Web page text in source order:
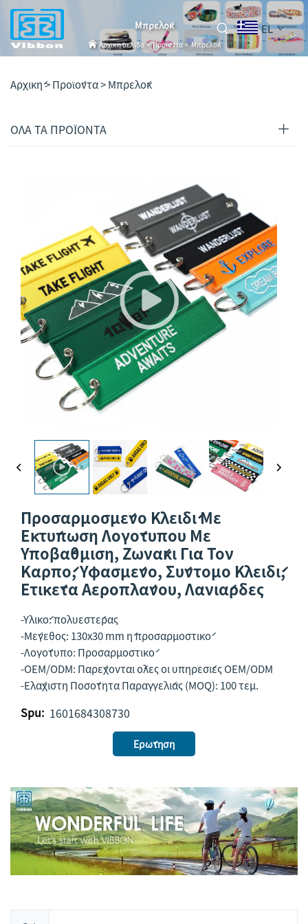
EL
Μπρελόκ
Αρχική σελίδα>Προϊόντα>Μπρελόκ
Αρχική >Προϊόντα>Μπρελόκ
ΟΛΑ ΤΑ ΠΡΟΪΟΝΤΑ
Προσαρμοσμένο Κλειδί Με
Εκτύπωση Λογότυπου Με
Υποβάθμιση, Ζωνάκι Για Τον
Καρπό, Υφασμένο, Σύντομο Κλειδί,
Ετικέτα Αεροπλάνου, Λανιάρδες
-Υλικό: πολυεστέρας
-Μέγεθος: 130x30 mm ή προσαρμοστικό
-Λογότυπο: Προσαρμοστικό
-OEM/ODM: Παρέχονται όλες οι υπηρεσίες OEM/ODM
-Ελάχιστη Ποσότητα Παραγγελίας (MOQ): 100 τεμ.
Spu: 1601684308730
Ερώτηση